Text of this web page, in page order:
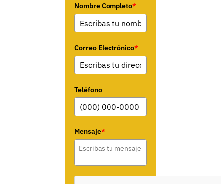
Nombre Completo*
Correo Electrónico*
Teléfono
Mensaje*